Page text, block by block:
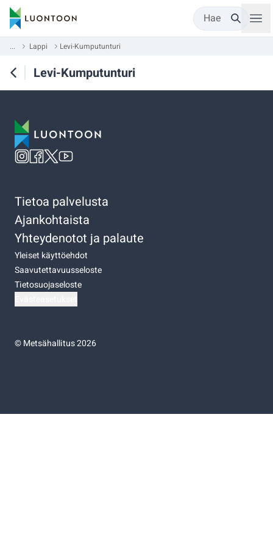
Hae
... Lappi Levi-Kumputunturi
Levi-Kumputunturi
Tietoa palvelusta
Ajankohtaista
Yhteydenotot ja palaute
Yleiset käyttöehdot
Saavutettavuusseloste
Tietosuojaseloste
©Metsähallitus 2026